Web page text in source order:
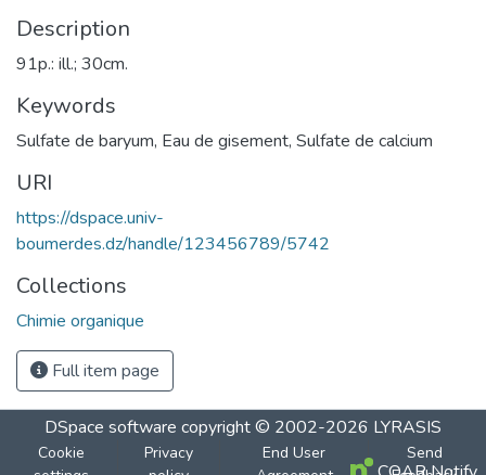
Description
91p.: ill.; 30cm.
Keywords
Sulfate de baryum, Eau de gisement, Sulfate de calcium
URI
https://dspace.univ-
boumerdes.dz/handle/123456789/5742
Collections
Chimie organique
Full item page
DSpace software copyright © 2002-2026 LYRASIS
Cookie
Privacy
End User
Send